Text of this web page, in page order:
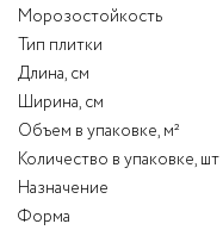
Морозостойкость
Тип плитки
Длина, см
Ширина, см
Объем в упаковке, м²
Количество в упаковке, шт
Назначение
Форма